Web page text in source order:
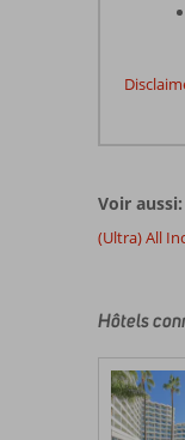
écrits
par
nos
leur
dans
Voir aussi:
(Ultra) All
Hôtels